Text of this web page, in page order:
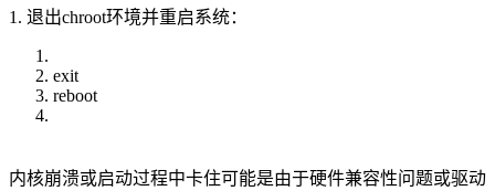
1. 退出chroot环境并重启系统：
exit
reboot
内核崩溃或启动过程中卡住可能是由于硬件兼容性问题或驱动